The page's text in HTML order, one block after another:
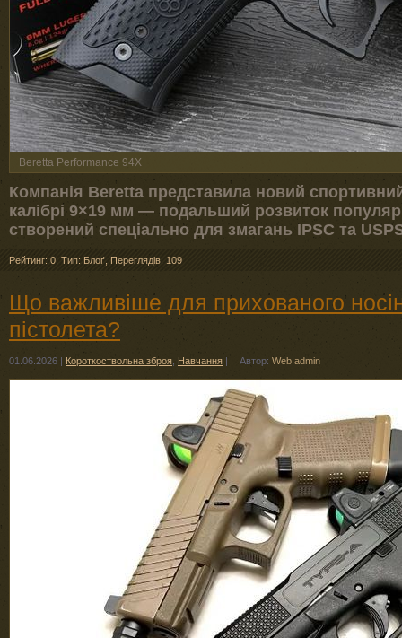
Beretta Performance 94X
Компанія Beretta представила новий
калібрі 9×19 мм — подальший розвиток
створений спеціально для змагань IPSC та
Рейтинг: 0 Тип: Блоґ Переглядів: 109
Що важливіше для прихованого
пістолета?
01.06.2026 | Короткоствольна зброя Навчання | Автор: Web admin